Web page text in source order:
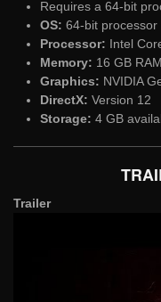
Requires a 64-bit
OS: 64-bit processor
Processor: Intel
Memory: 16 GB RAM
Graphics: NVIDIA
DirectX: Version 12
Storage: 4 GB
Trailer